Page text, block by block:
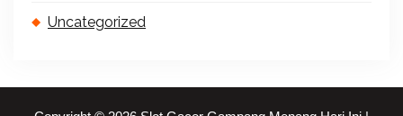
Uncategorized